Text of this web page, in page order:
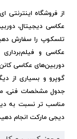
از فروشگاه اینترنتی
عکاسی دیجیتال،
تلسکوپ را سفارش
عکاسی و
دوربین‌های عکاسی
گوپرو و بسیاری از
جدول مشخصات فنی،
مناسب تر نسبت به
دیجی مارکت انجام